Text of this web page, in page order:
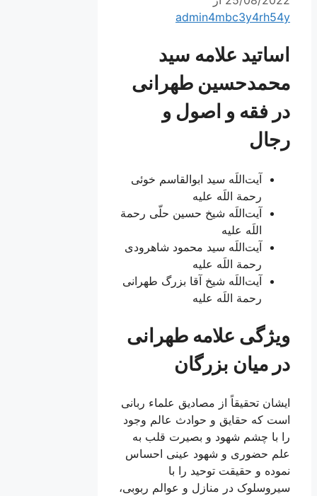
admin4mbc3y4rh54y
اساتید علامه سید
محمدحسین طهرانی
در فقه و اصول و
رجال
آیت‌اللَه سید ابوالقاسم خوئی
رحمة اللَه علیه
آیت‌اللَه شیخ حسین حلّی رحمة
اللَه علیه
آیت‌اللَه سید محمود شاهرودی
رحمة اللَه علیه
آیت‌اللَه شیخ آقا بزرگ طهرانی
رحمة اللَه علیه
ویژگی علامه طهرانی
در میان بزرگان
ایشان تحقيقاً از مصاديق علماء ربانی
است كه حقایق و حوادث عالم وجود
را با چشم شهود و بصيرت قلب به
علم حضورى و شهود عينى احساس
نموده و حقيقت توحيد را با
سیروسلوک در منازل و عوالم ربوبى،